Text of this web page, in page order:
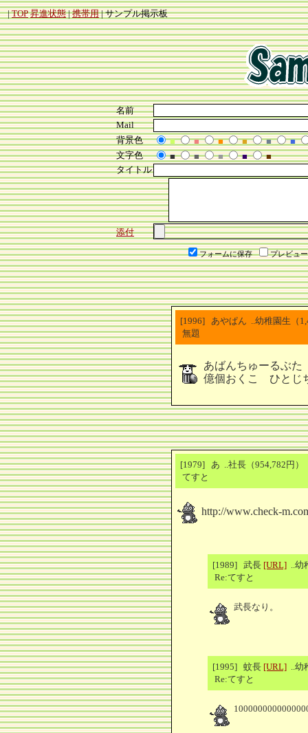
|TOP 昇進状態|携帯用| サンプル掲示板
名前
Mail
背景色
■ ■ ■ ■ ■
■
文字色
■ ■ ■ ■
■
タイトル
添付
フォームに保存 プレビュー
[1996] あやぱん ..幼稚園生（
無題
あばんちゅーるぶ
億個おくこ ひとじ
[1979] あ ..社長（954,782円
てすと
http://www.check-
[1989] 武長 [URL] ..
Re:てすと
武長なり。
[1995] 蚊長 [URL] ..
Re:てすと